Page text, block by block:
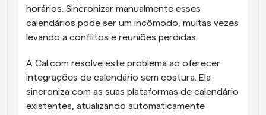
horários. Sincronizar manualmente esses
calendários pode ser um incômodo, muitas vezes
levando a conflitos e reuniões perdidas.
A Cal.com resolve este problema ao oferecer
integrações de calendário sem costura. Ela
sincroniza com as suas plataformas de calendário
existentes, atualizando automaticamente